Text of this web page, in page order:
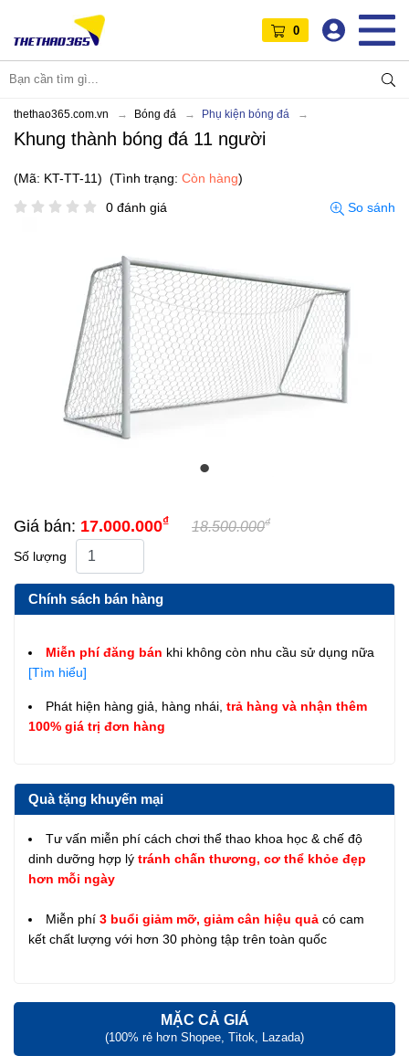
0
thethao365.com.vn Bóng đá Phụ kiện bóng đá
Khung thành bóng đá 11 người
(Mã: KT-TT-11) (Tình trạng: Còn hàng)
0 đánh giá
So sánh
Giá bán: 17.000.000₫ 18.500.000₫
Số lượng
Chính sách bán hàng
Miễn phí đăng bán khi không còn nhu cầu sử dụng nữa
[Tìm hiểu]
Phát hiện hàng giả, hàng nhái, trả hàng và nhận thêm
100% giá trị đơn hàng
Quà tặng khuyến mại
Tư vấn miễn phí cách chơi thể thao khoa học & chế độ
dinh dưỡng hợp lý tránh chấn thương, cơ thể khỏe đẹp
hơn mỗi ngày
Miễn phí 3 buổi giảm mỡ, giảm cân hiệu quả có cam
kết chất lượng với hơn 30 phòng tập trên toàn quốc
MẶC CẢ GIÁ
(100% rẻ hơn Shopee, Titok, Lazada)